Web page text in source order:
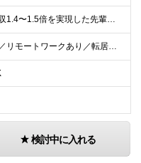
【現場配属後、年収1.4〜1.5倍を実現した先輩も！残業代全額支給】 ◆給与は経験やスキルに応じて決定します ◆年俸制250万円～350万円（1/12を月々支給） ≪年収UPの例≫ ◎飲食業からのキ
【大阪・東京募集／リモートワークあり／転居を伴う転勤なし】 東京本社、大阪事務所、または東京23区内・関西（大阪・兵庫）の各クライアント先勤務 ◆入社後、約1年間はクライアント先ではなく 自社内（東
検討中に入れる